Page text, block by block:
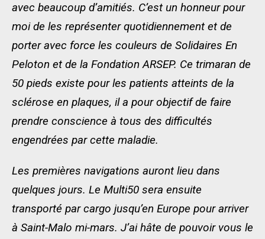
avec beaucoup d’amitiés. C’est un honneur pour
moi de les représenter quotidiennement et de
porter avec force les couleurs de Solidaires En
Peloton et de la Fondation ARSEP. Ce trimaran de
50 pieds existe pour les patients atteints de la
sclérose en plaques, il a pour objectif de faire
prendre conscience à tous des difficultés
engendrées par cette maladie.
Les premières navigations auront lieu dans
quelques jours. Le Multi50 sera ensuite
transporté par cargo jusqu’en Europe pour arriver
à Saint-Malo mi-mars. J’ai hâte de pouvoir vous le